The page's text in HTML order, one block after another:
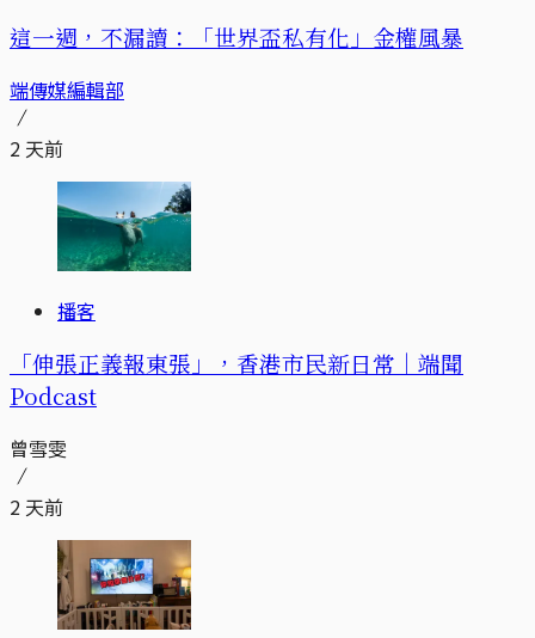
這一週，不漏讀：「世界盃私有化」金權風暴
端傳媒編輯部
2 天前
播客
「伸張正義報東張」，香港市民新日常｜端聞
Podcast
曾雪雯
2 天前